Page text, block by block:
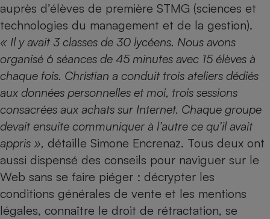
auprès d’élèves de première STMG (sciences et
technologies du management et de la gestion).
« Il y avait 3 classes de 30 lycéens. Nous avons
organisé 6 séances de 45 minutes avec 15 élèves à
chaque fois. Christian a conduit trois ateliers dédiés
aux données personnelles et moi, trois sessions
consacrées aux achats sur Internet. Chaque groupe
devait ensuite communiquer à l’autre ce qu’il avait
appris », détaille Simone Encrenaz. Tous deux ont
aussi dispensé des conseils pour naviguer sur le
Web sans se faire piéger : décrypter les
conditions générales de vente et les mentions
légales, connaître le droit de rétractation, se
Complément
alimentaire
bouteille
Assurance emprunteur
Gros électroménager
Petit électroménager -
Lave-linge
Internet
Téléphonie
Téléviseur
Matelas
Mutuelle